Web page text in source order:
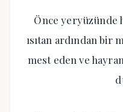
Önce yeryüzünde
ısıtan ardından bir
mest eden ve